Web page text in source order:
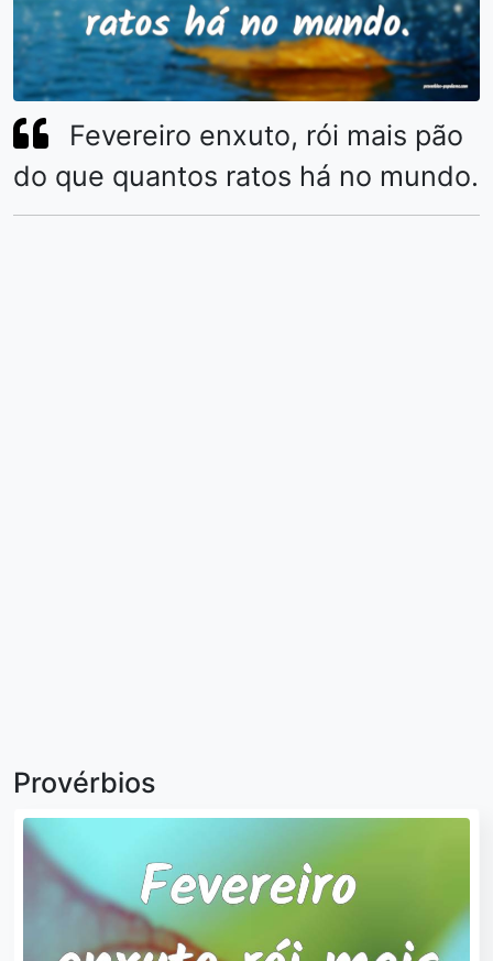
Fevereiro enxuto, rói mais pão
do que quantos ratos há no mundo.
Provérbios